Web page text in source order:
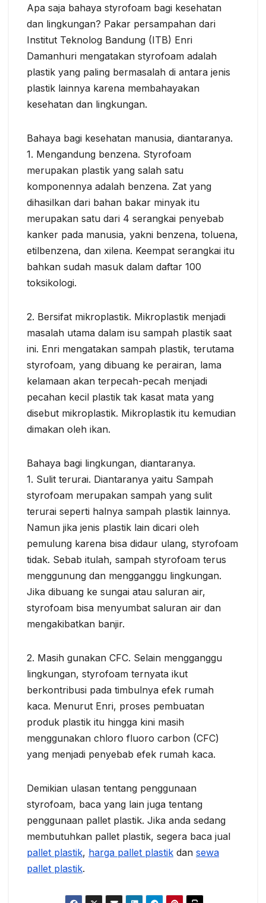
Apa saja bahaya styrofoam bagi kesehatan
dan lingkungan? Pakar persampahan dari
Institut Teknolog Bandung (ITB) Enri
Damanhuri mengatakan styrofoam adalah
plastik yang paling bermasalah di antara jenis
plastik lainnya karena membahayakan
kesehatan dan lingkungan.
Bahaya bagi kesehatan manusia, diantaranya.
1. Mengandung benzena. Styrofoam
merupakan plastik yang salah satu
komponennya adalah benzena. Zat yang
dihasilkan dari bahan bakar minyak itu
merupakan satu dari 4 serangkai penyebab
kanker pada manusia, yakni benzena, toluena,
etilbenzena, dan xilena. Keempat serangkai itu
bahkan sudah masuk dalam daftar 100
toksikologi.
2. Bersifat mikroplastik. Mikroplastik menjadi
masalah utama dalam isu sampah plastik saat
ini. Enri mengatakan sampah plastik, terutama
styrofoam, yang dibuang ke perairan, lama
kelamaan akan terpecah-pecah menjadi
pecahan kecil plastik tak kasat mata yang
disebut mikroplastik. Mikroplastik itu kemudian
dimakan oleh ikan.
Bahaya bagi lingkungan, diantaranya.
1. Sulit terurai. Diantaranya yaitu Sampah
styrofoam merupakan sampah yang sulit
terurai seperti halnya sampah plastik lainnya.
Namun jika jenis plastik lain dicari oleh
pemulung karena bisa didaur ulang, styrofoam
tidak. Sebab itulah, sampah styrofoam terus
menggunung dan mengganggu lingkungan.
Jika dibuang ke sungai atau saluran air,
styrofoam bisa menyumbat saluran air dan
mengakibatkan banjir.
2. Masih gunakan CFC. Selain mengganggu
lingkungan, styrofoam ternyata ikut
berkontribusi pada timbulnya efek rumah
kaca. Menurut Enri, proses pembuatan
produk plastik itu hingga kini masih
menggunakan chloro fluoro carbon (CFC)
yang menjadi penyebab efek rumah kaca.
Demikian ulasan tentang penggunaan
styrofoam, baca yang lain juga tentang
penggunaan pallet plastik. Jika anda sedang
membutuhkan pallet plastik, segera baca jual
pallet plastik, harga pallet plastik dan sewa
pallet plastik.